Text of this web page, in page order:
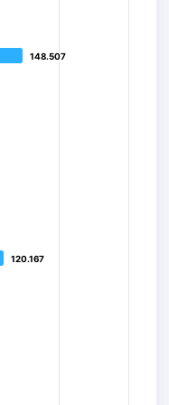
148.507
148.507
120.167
120.167